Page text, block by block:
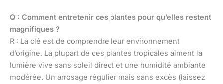
Q : Comment entretenir ces plantes pour qu’elles restent
magnifiques ?
R : La clé est de comprendre leur environnement
d’origine. La plupart de ces plantes tropicales aiment la
lumière vive sans soleil direct et une humidité ambiante
modérée. Un arrosage régulier mais sans excès (laissez